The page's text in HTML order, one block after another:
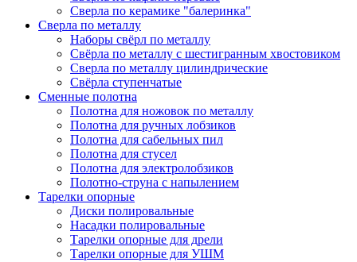
Сверла по керамике "балеринка"
Сверла по металлу
Наборы свёрл по металлу
Свёрла по металлу с шестигранным хвостовиком
Сверла по металлу цилиндрические
Свёрла ступенчатые
Сменные полотна
Полотна для ножовок по металлу
Полотна для ручных лобзиков
Полотна для сабельных пил
Полотна для стусел
Полотна для электролобзиков
Полотно-струна с напылением
Тарелки опорные
Диски полировальные
Насадки полировальные
Тарелки опорные для дрели
Тарелки опорные для УШМ